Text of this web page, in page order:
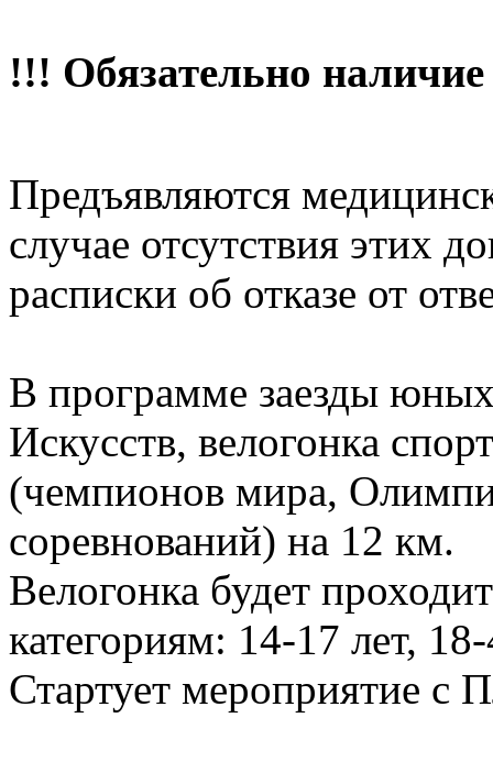
!!! Обязательно
Предъявляются
случае отсутствия этих
расписки об отказе от
В программе заезды
Искусств, велогонка
(чемпионов мира,
соревнований) на 12 км.
Велогонка будет
категориям: 14-17 лет,
Стартует мероприятие с